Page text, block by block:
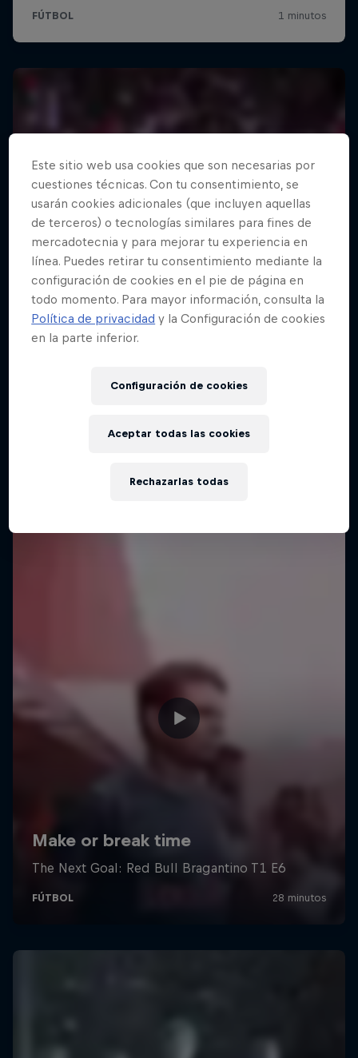
Este sitio web usa cookies que son necesarias por
cuestiones técnicas. Con tu consentimiento, se
usarán cookies adicionales (que incluyen aquellas
de terceros) o tecnologías similares para fines de
mercadotecnia y para mejorar tu experiencia en
línea. Puedes retirar tu consentimiento mediante la
configuración de cookies en el pie de página en
todo momento. Para mayor información, consulta la
Política de privacidad y la Configuración de cookies
en la parte inferior.
Configuración de cookies
Rechazarlas todas
Aceptar todas las cookies